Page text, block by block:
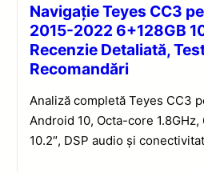
Navigație Teyes CC3
2015-2022 6+128GB
Recenzie Detaliată,
Recomandări
Analiză completă Teyes CC3
Android 10, Octa-core 1.8GHz,
10.2″, DSP audio și